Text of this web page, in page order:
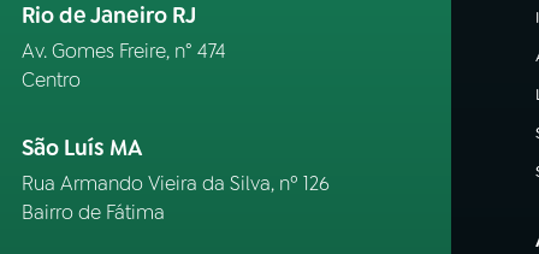
Rio de Janeiro RJ
Av. Gomes Freire, n° 474
Centro
São Luís MA
Rua Armando Vieira da Silva, nº 126
Bairro de Fátima